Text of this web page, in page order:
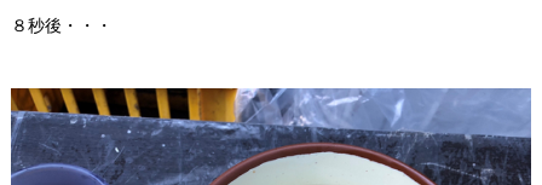
８秒後・・・